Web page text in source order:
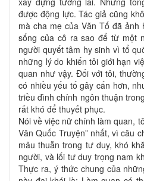
được động lực. Tác giả cũng
mà cha mẹ của Văn Tố đã ảnh
sống của cô ra sao để từ một
người quyết tâm hy sinh vì tổ
những lý do khiến tôi giới hạn
quan như vậy. Đối với tôi,
có nhiều yếu tố gây cấn hơn,
triều đình chính ngôn thuận
rất khó để thuyết phục.
Nói về việc nữ chính làm quan,
Vân Quốc Truyện” nhất, vì câu
mâu thuẫn trong tư duy, khó
người, và lối tư duy trọng nam
Thực ra, ý thức chung của